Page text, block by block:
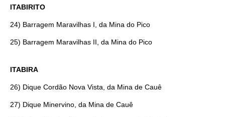
ITABIRITO
24) Barragem Maravilhas I, da Mina do Pico
25) Barragem Maravilhas II, da Mina do Pico
ITABIRA
26) Dique Cordão Nova Vista, da Mina de Cauê
27) Dique Minervino, da Mina de Cauê